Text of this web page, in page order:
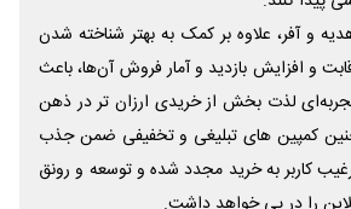
و آفر، علاوه بر کمک به بهتر شناخته شدن
و افزایش بازدید و آمار فروش آن‌ها، باعث
لذت بخش از خریدی ارزان تر در ذهن
کمپین های تبلیغی و تخفیفی ضمن جذب
کاربر به خرید مجدد شده و توسعه و رونق